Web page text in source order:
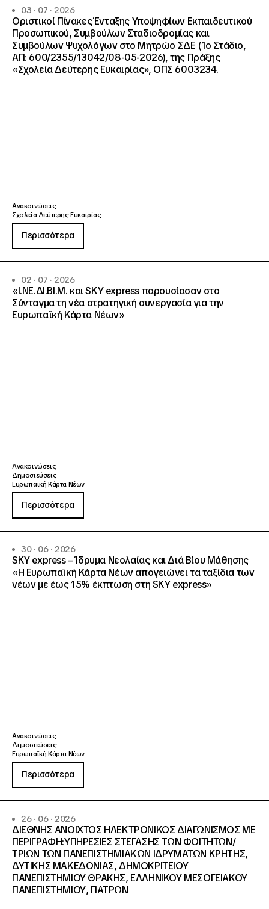
03 · 07 · 2026
Οριστικοί Πίνακες Ένταξης Υποψηφίων Εκπαιδευτικού
Προσωπικού, Συμβούλων Σταδιοδρομίας και
Συμβούλων Ψυχολόγων στο Μητρώο ΣΔΕ (1ο Στάδιο,
ΑΠ: 600/2355/13042/08-05-2026), της Πράξης
«Σχολεία Δεύτερης Ευκαιρίας», ΟΠΣ 6003234.
Ανακοινώσεις
Σχολεία Δεύτερης Ευκαιρίας
Περισσότερα
02 · 07 · 2026
«Ι.ΝΕ.ΔΙ.ΒΙ.Μ. και SKY express παρουσίασαν στο
Σύνταγμα τη νέα στρατηγική συνεργασία για την
Ευρωπαϊκή Κάρτα Νέων»
Ανακοινώσεις
Δημοσιεύσεις
Ευρωπαϊκή Κάρτα Νέων
Περισσότερα
30 · 06 · 2026
SKY express – Ίδρυμα Νεολαίας και Διά Βίου Μάθησης
«Η Ευρωπαϊκή Κάρτα Νέων απογειώνει τα ταξίδια των
νέων με έως 15% έκπτωση στη SKY express»
Ανακοινώσεις
Δημοσιεύσεις
Ευρωπαϊκή Κάρτα Νέων
Περισσότερα
26 · 06 · 2026
ΔΙΕΘΝΗΣ ΑΝΟΙΧΤΟΣ ΗΛΕΚΤΡΟΝΙΚΟΣ ΔΙΑΓΩΝΙΣΜΟΣ ΜΕ
ΠΕΡΙΓΡΑΦΗ:ΥΠΗΡΕΣΙΕΣ ΣΤΕΓΑΣΗΣ ΤΩΝ ΦΟΙΤΗΤΩΝ/
ΤΡΙΩΝ ΤΩΝ ΠΑΝΕΠΙΣΤΗΜΙΑΚΩΝ ΙΔΡΥΜΑΤΩΝ KΡΗΤΗΣ,
ΔΥΤΙΚΗΣ ΜΑΚΕΔΟΝΙΑΣ, ΔΗΜΟΚΡΙΤΕΙΟΥ
ΠΑΝΕΠΙΣΤΗΜΙΟΥ ΘΡΑΚΗΣ, ΕΛΛΗΝΙΚΟΥ ΜΕΣΟΓΕΙΑΚΟΥ
ΠΑΝΕΠΙΣΤΗΜΙΟΥ, ΠΑΤΡΩΝ